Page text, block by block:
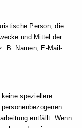
Person, die
und Mittel der
B. Namen, E-Mail-
speziellere
entfällt. Wenn